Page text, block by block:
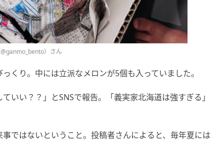
）さん
くり。中には立派なメロンが5個も入っていました。
いい？？」とSNSで報告。「義実家北海道は強すぎる」
ではないということ。投稿者さんによると、毎年夏には